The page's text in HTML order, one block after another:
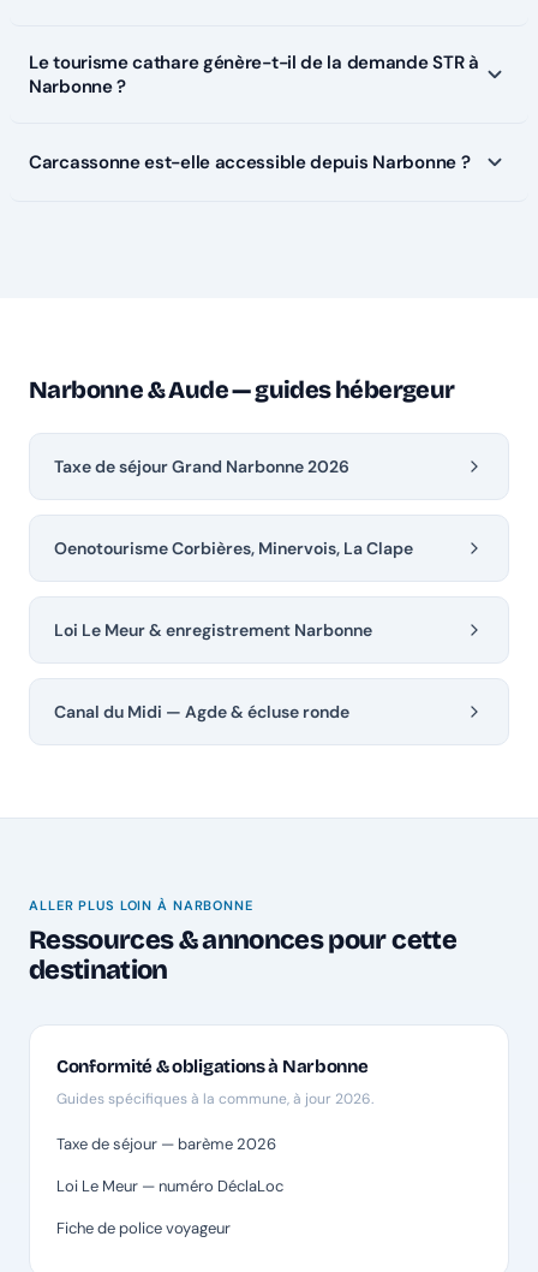
Le tourisme cathare génère-t-il de la demande STR à
Narbonne ?
Carcassonne est-elle accessible depuis Narbonne ?
Narbonne & Aude — guides hébergeur
Taxe de séjour Grand Narbonne 2026
Oenotourisme Corbières, Minervois, La Clape
Loi Le Meur & enregistrement Narbonne
Canal du Midi — Agde & écluse ronde
ALLER PLUS LOIN À NARBONNE
Ressources & annonces pour cette
destination
Conformité & obligations à Narbonne
Guides spécifiques à la commune, à jour 2026.
Taxe de séjour — barème 2026
Loi Le Meur — numéro DéclaLoc
Fiche de police voyageur